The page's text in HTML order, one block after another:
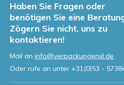
Haben Sie Fragen oder
benötigen Sie eine
Zögern Sie nicht, uns zu
kontaktieren!
Mail an info@verpackungenxl.de
Oder rufe an unter +31(0)53 -